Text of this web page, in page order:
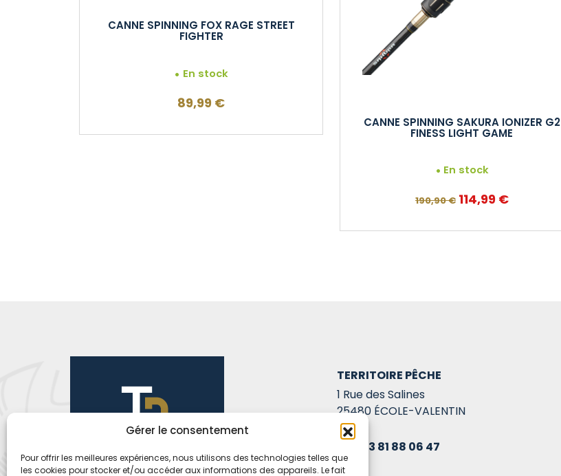
Gérer le consentement
Pour offrir les meilleures expériences, nous utilisons des technologies telles que
les cookies pour stocker et/ou accéder aux informations des appareils. Le fait
CANNE SPINNING FOX RAGE STREET
FIGHTER
En stock
89,99 €
CANNE SPINNING SAKURA IONIZER G2
FINESS LIGHT GAME
En stock
190,90€ Le
initial
114,99 €Le
actuel
TERRITOIRE PÊCHE
1 Rue des Salines
25480 ÉCOLE-VALENTIN
03 81 88 06 47